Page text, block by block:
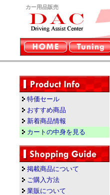
カー用品販売
特価セール
おすすめ商品
新着商品情報
カートの中身を見る
掲載商品について
ご購入方法
業販について